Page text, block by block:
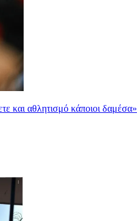
και αθλητισμό κάποιοι δαμέσα»